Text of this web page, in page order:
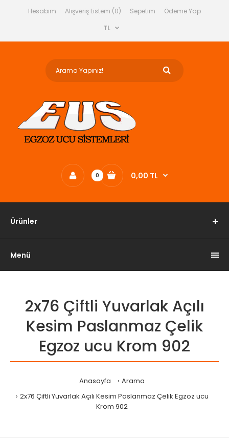
Hesabım Alışveriş Listem (0) Sepetim
Ödeme Yap
TL
0 0,00 TL
Ürünler
Menü
2x76 Çiftli Yuvarlak Açılı
Kesim Paslanmaz Çelik
Egzoz ucu Krom 902
Anasayfa
Arama
2x76 Çiftli Yuvarlak Açılı Kesim Paslanmaz Çelik Egzoz ucu
Krom 902